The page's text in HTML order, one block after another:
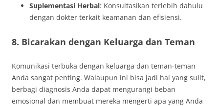
Suplementasi Herbal: Konsultasikan terlebih dahulu
dengan dokter terkait keamanan dan efisiensi.
8. Bicarakan dengan Keluarga dan Teman
Komunikasi terbuka dengan keluarga dan teman-teman
Anda sangat penting. Walaupun ini bisa jadi hal yang sulit,
berbagi diagnosis Anda dapat mengurangi beban
emosional dan membuat mereka mengerti apa yang Anda